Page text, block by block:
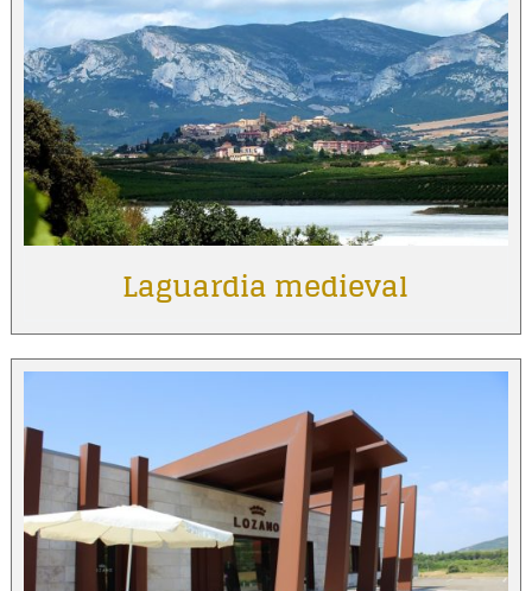
Laguardia medieval